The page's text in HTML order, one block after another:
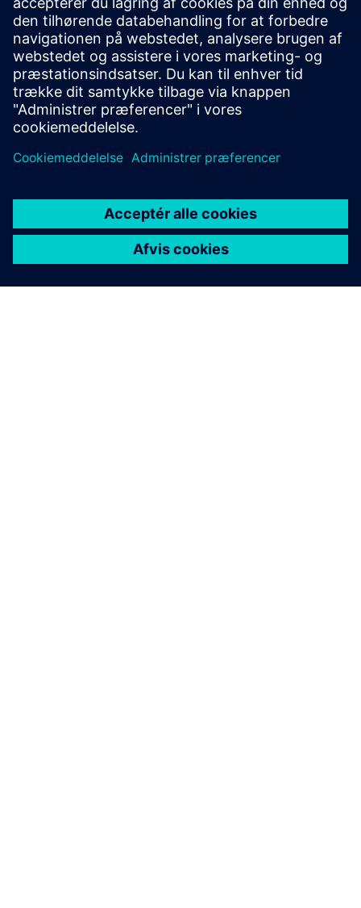
industrymarketing.sg@siemens.comfor at lære mere om,
hvordan du kan drage fordel som partner.
Sammen kan vi klare morgendagens udfordringer!
Bliv Digital Industries partner